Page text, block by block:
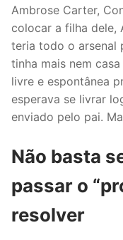
Ambrose Carter,
colocar a filha dele,
teria todo o arsenal
tinha mais nem
livre e espontânea
esperava se livrar
enviado pelo pai.
Não basta
passar o
resolver